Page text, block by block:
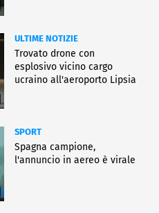
ULTIME NOTIZIE
Trovato drone con
esplosivo vicino cargo
ucraino all'aeroporto Lipsia
SPORT
Spagna campione,
l'annuncio in aereo è virale